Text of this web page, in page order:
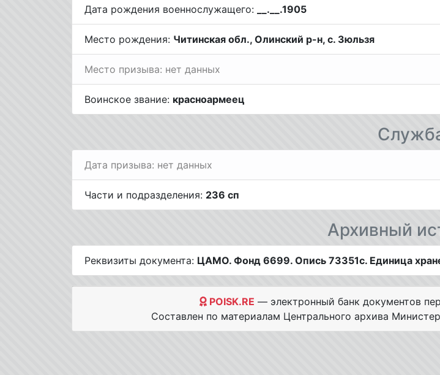
Дата рождения военнослужащего: __.__.1905
Место рождения: Читинская обл., Олинский р-н, с. Зюльзя
Место призыва: нет данных
Воинское звание: красноармеец
Дата призыва: нет данных
Части и подразделения: 236 сп
Архивный
Реквизиты документа: ЦАМО. Фонд 6699. Опись 73351с. Единица
POISK.RE — электронный банк документов
Составлен по материалам Центрального архива